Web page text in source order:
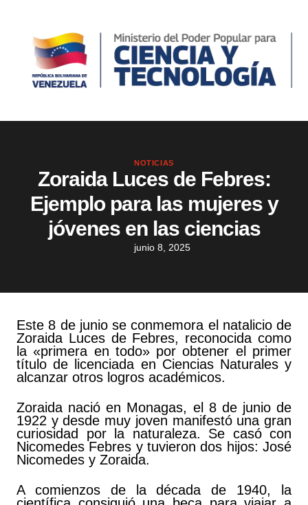
NOTICIAS
Zoraida Luces de Febres:
Ejemplo para las mujeres y
jóvenes en las ciencias
junio 8, 2025
Este 8 de junio se conmemora el natalicio de
Zoraida Luces de Febres, reconocida como
la «primera en todo» por obtener el primer
título de licenciada en Ciencias Naturales y
alcanzar otros logros académicos.
Zoraida nació en Monagas, el 8 de junio de
1922 y desde muy joven manifestó una gran
curiosidad por la naturaleza. Se casó con
Nicomedes Febres y tuvieron dos hijos: José
Nicomedes y Zoraida.
A comienzos de la década de 1940, la